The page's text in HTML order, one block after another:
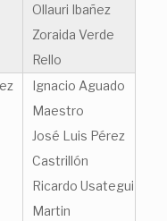
Ollauri Ibañez
Zoraida Verde
Rello
Ignacio Aguado
Maestro
José Luis Pérez
Castrillón
Ricardo Usategui
Martin